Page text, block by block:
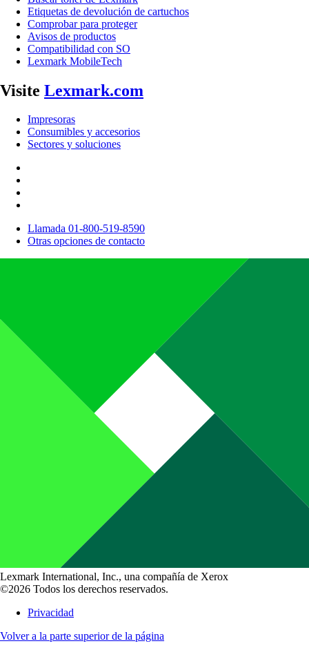
Etiquetas de devolución de cartuchos
Comprobar para proteger
Avisos de productos
Compatibilidad con SO
Lexmark MobileTech
Visite Lexmark.com
Impresoras
Consumibles y accesorios
Sectores y soluciones
Llamada 01-800-519-8590
Otras opciones de contacto
Lexmark International, Inc., una compañía de Xerox
©2026 Todos los derechos reservados.
Privacidad
Volver a la parte superior de la página